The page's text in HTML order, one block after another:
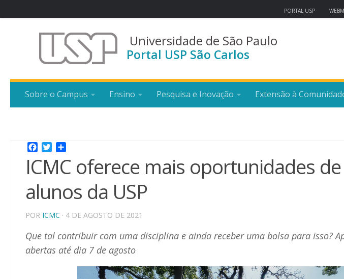
PORTAL USP
Universidade de São Paulo
Portal USP São Carlos
Sobre o Campus Ensino Pesquisa e Inovação Extensão à
Facebook
Twitter
ICMC oferece mais oportunidades
alunos da USP
POR ICMC · 4 DE AGOSTO DE 2021
Que tal contribuir com uma disciplina e ainda receber uma bolsa para isso?
abertas até dia 7 de agosto